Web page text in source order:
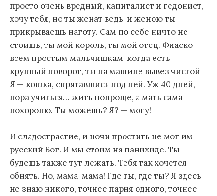
просто очень вредный, капиталист и гедонист,
хочу тебя, но ты женат ведь, и женою ты
прикрываешь наготу. Сам по себе ничто не
стоишь, ты мой король, ты мой отец. Фиаско
всем простым мальчишкам, когда есть
крупный поворот, ты на машине вывез чистой:
Я — кошка, спрятавшись под ней. Уж 40 дней,
пора учиться… жить попроще, а мать сама
похороню. Ты можешь? Я? — могу!
И сладострастие, и ночи простить не мог им
русский Бог. И мы стоим на панихиде. Ты
будешь также тут лежать. Тебя так хочется
обнять. Но, мама-мама! Где ты, где ты? Я здесь
не знаю никого, точнее парня одного, точнее